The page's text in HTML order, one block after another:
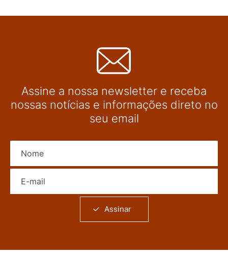
Assine a nossa newsletter e receba
nossas notícias e informações direto no
seu email
Assinar